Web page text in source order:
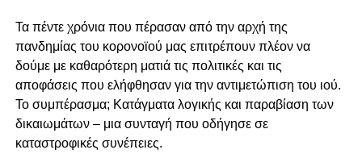
Τα πέντε χρόνια που πέρασαν από την αρχή της
πανδημίας του κορονοϊού μας επιτρέπουν πλέον να
δούμε με καθαρότερη ματιά τις πολιτικές και τις
αποφάσεις που ελήφθησαν για την αντιμετώπιση του ιού.
Το συμπέρασμα; Κατάγματα λογικής και παραβίαση των
δικαιωμάτων – μια συνταγή που οδήγησε σε
καταστροφικές συνέπειες.